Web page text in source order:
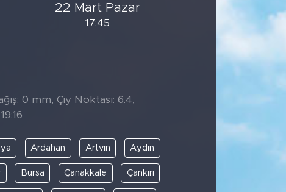
22 Mart Pazar
17:45
0 mm, Çiy Noktası: 6.4,
Ardahan Artvin Aydın
Bursa Çanakkale Çankırı